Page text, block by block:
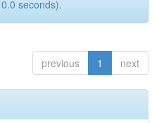
seconds).
previous 1 next